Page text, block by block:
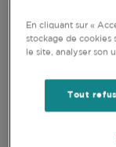
En cliquant sur «
stockage de cookies
le site, analyser son
Tout